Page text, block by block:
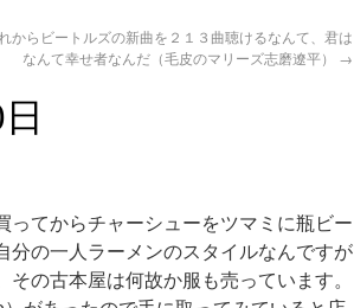
からビートルズの新曲を２１３曲聴けるなんて、君は
なんて幸せ者なんだ（毛皮のマリーズ志磨遼平） →
てからチャーシューをツマミに瓶ビー
分の一人ラーメンのスタイルなんですが
の古本屋は何故か服も売っています。